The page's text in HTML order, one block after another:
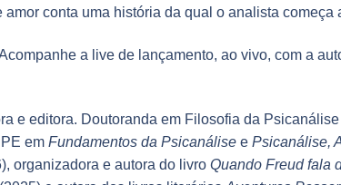
conta uma história da qual o analista
a live de lançamento, ao vivo, com a
e editora. Doutoranda em Filosofia da
em Fundamentos da Psicanálise e Psicanálise,
organizadora e autora do livro Quando Freud fala